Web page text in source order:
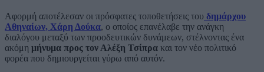
Αφορμή αποτέλεσαν οι πρόσφατες τοποθετήσεις του δημάρχου
Αθηναίων, Χάρη Δούκα, ο οποίος επανέλαβε την ανάγκη
διαλόγου μεταξύ των προοδευτικών δυνάμεων, στέλνοντας ένα
ακόμη μήνυμα προς τον Αλέξη Τσίπρα και τον νέο πολιτικό
φορέα που δημιουργείται γύρω από αυτόν.